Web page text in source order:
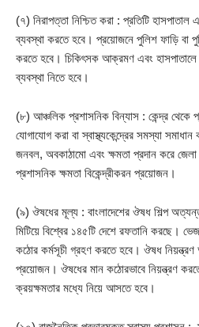
(৭) নিরাপত্তা নিশ্চিত করা : প্রতিটি হাসপাতাল
ব্যবস্থা করতে হবে। প্রয়োজনে পুলিশ ফাড়ি বা
করতে হবে। চিকিৎসক আক্রমণ এবং
ব্যবস্থা নিতে হবে।
(৮) আঞ্চলিক প্রশাসনিক বিন্যাস : কেন্দ্র থেকে
যোগাযোগ করা বা স্বাস্থ্যকেন্দ্রের সমস্যা
জনবল, অবকাঠামো এবং ক্ষমতা প্রদান করে জেলা
প্রশাসনিক ক্ষমতা বিকেন্দ্রীকরন প্রয়োজন।
(৯) ঔষধের মূল্য : বাংলাদেশের ঔষধ শিল্প
মিটিয়ে বিশ্বের ১৪৫টি দেশে রফতানি করছে।
কঠোর কর্মসূচী গ্রহণ করতে হবে। ঔষধ
প্রয়োজন। ঔষধের মান কঠোরভাবে নিয়ন্ত্রণ
ক্রয়ক্ষমতার মধ্যে নিয়ে আসতে হবে।